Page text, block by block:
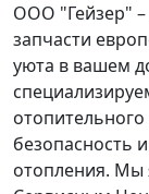
ООО "Гейзер" –
запчасти
уюта в вашем
безопасность
отопления. Мы